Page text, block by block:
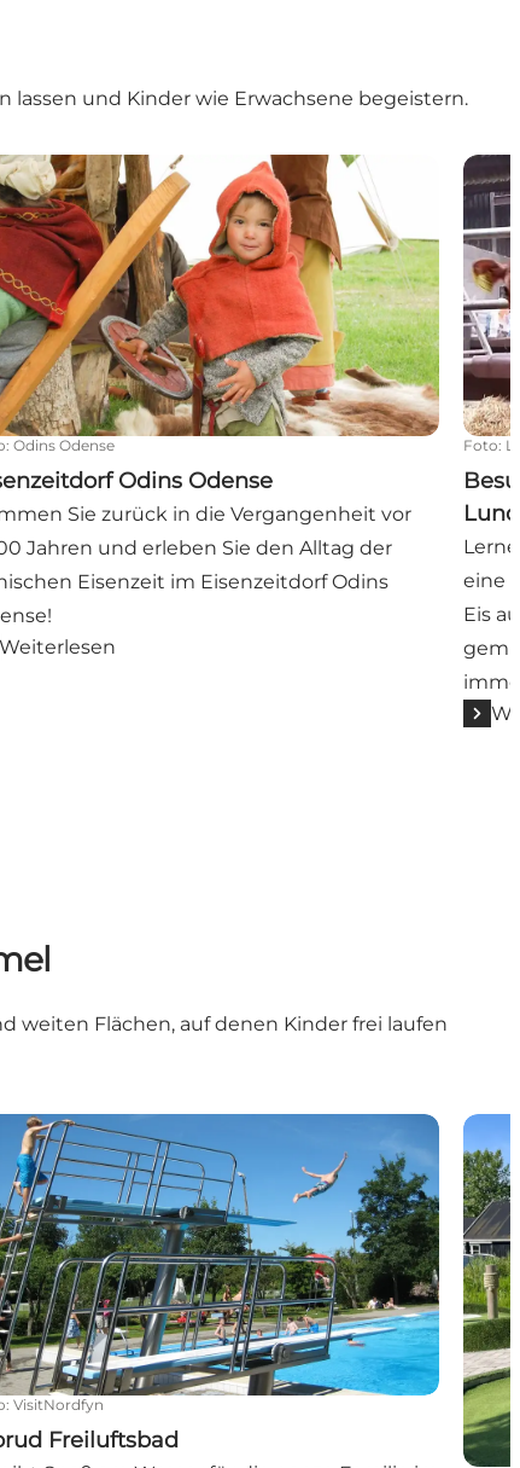
lassen und Kinder wie Erwachsene begeistern.
Odins Odense
: Odins Odense
Odins Odense
Sie zurück in die Vergangenheit vor
Jahren und erleben Sie den Alltag der
Eisenzeit im Eisenzeitdorf Odins
Weiterlesen
Foto:
eine
Eis
weiten Flächen, auf denen Kinder frei laufen
Freiluftsbad
: VisitNordfyn
Freiluftsbad